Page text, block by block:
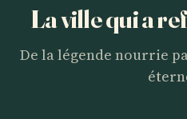
La ville qui a
De la légende nourrie